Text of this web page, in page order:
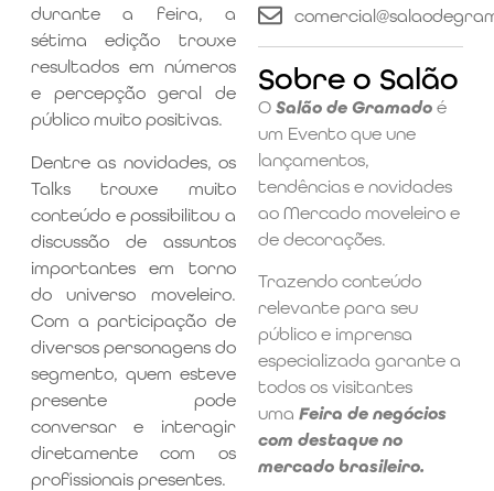
Sobre o Salão
O Salão de Gramado é
um Evento que une
lançamentos,
tendências e novidades
ao Mercado moveleiro e
de decorações.
Trazendo conteúdo
relevante para seu
público e imprensa
especializada garante a
todos os visitantes
uma Feira de negócios
com destaque no
mercado brasileiro.
durante a feira, a
sétima edição trouxe
resultados em números
e percepção geral de
público muito positivas.
Dentre as novidades, os
Talks trouxe muito
conteúdo e possibilitou a
discussão de assuntos
importantes em torno
do universo moveleiro.
Com a participação de
diversos personagens do
segmento, quem esteve
presente pode
conversar e interagir
diretamente com os
profissionais presentes.